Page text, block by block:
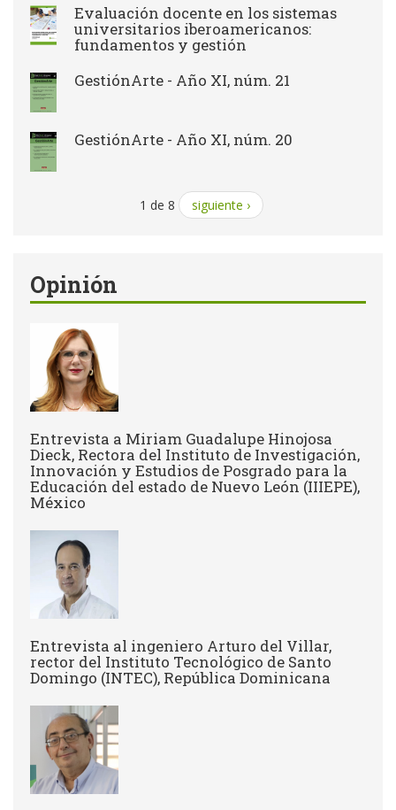
Evaluación docente en los sistemas
universitarios iberoamericanos:
fundamentos y gestión
GestiónArte - Año XI, núm. 21
GestiónArte - Año XI, núm. 20
1 de 8 siguiente ›
Opinión
Entrevista a Miriam Guadalupe Hinojosa
Dieck, Rectora del Instituto de Investigación,
Innovación y Estudios de Posgrado para la
Educación del estado de Nuevo León (IIIEPE),
México
Entrevista al ingeniero Arturo del Villar,
rector del Instituto Tecnológico de Santo
Domingo (INTEC), República Dominicana